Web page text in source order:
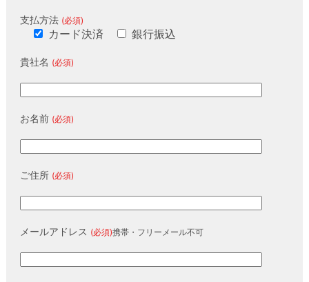
支払方法 (必須)
カード決済 銀行振込
貴社名 (必須)
お名前 (必須)
ご住所 (必須)
メールアドレス (必須)携帯・フリーメール不可